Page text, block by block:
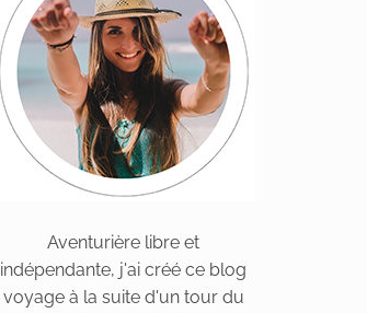
Aventurière libre et
indépendante, j'ai créé ce blog
voyage à la suite d'un tour du